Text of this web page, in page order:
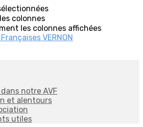
colonnes
les colonnes affichées
notre AVF
et alentours
utiles